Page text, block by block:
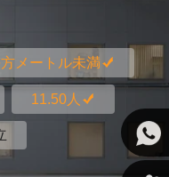
メートル未満
11.50人